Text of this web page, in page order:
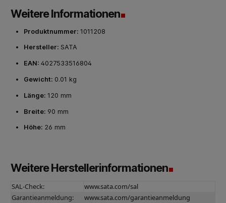
Weitere Informationen
Produktnummer: 1011208
Hersteller: SATA
EAN: 4027533516804
Gewicht: 0.01 kg
Länge: 120 mm
Breite: 90 mm
Höhe: 26 mm
Weitere Herstellerinformationen
SAL-Check:
www.sata.com/sal
Garantieanmeldung:
www.sata.com/garantieanmeldung